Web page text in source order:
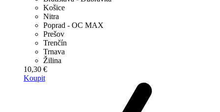
Košice
Nitra
Poprad - OC MAX
Prešov
Trenčín
Trnava
Žilina
10,30 €
Koupit